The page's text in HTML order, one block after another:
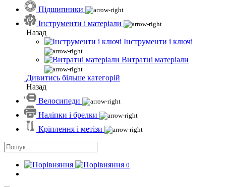
Підшипники
Інструменти і матеріали
Назад
Інструменти і ключі
Витратні матеріали
Дивитись більше категорій
Назад
Велосипеди
Наліпки і брелки
Кріплення і метізи
0